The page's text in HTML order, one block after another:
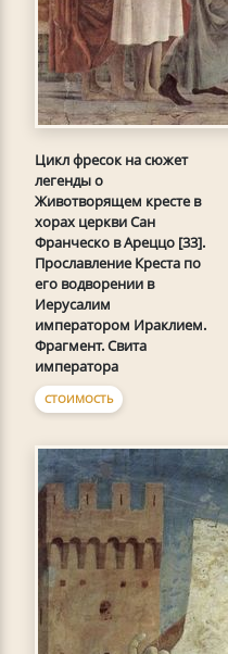
Цикл фресок на сюжет
легенды о
Животворящем кресте в
хорах церкви Сан
Франческо в Ареццо [33].
Прославление Креста по
его водворении в
Иерусалим
императором Ираклием.
Фрагмент. Свита
императора
СТОИМОСТЬ